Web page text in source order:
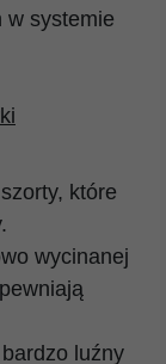
w systemie
które
wycinanej
luźny